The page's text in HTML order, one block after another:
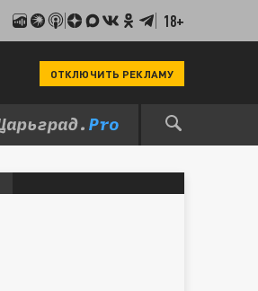
18+
ОТКЛЮЧИТЬ РЕКЛАМУ